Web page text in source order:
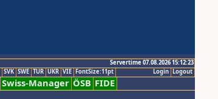
Servertime 07.08.2026 15:12:23
Logout
Login
SVK SWE TUR UKR VIE FontSize:11pt
Swiss-Manager ÖSB FIDE